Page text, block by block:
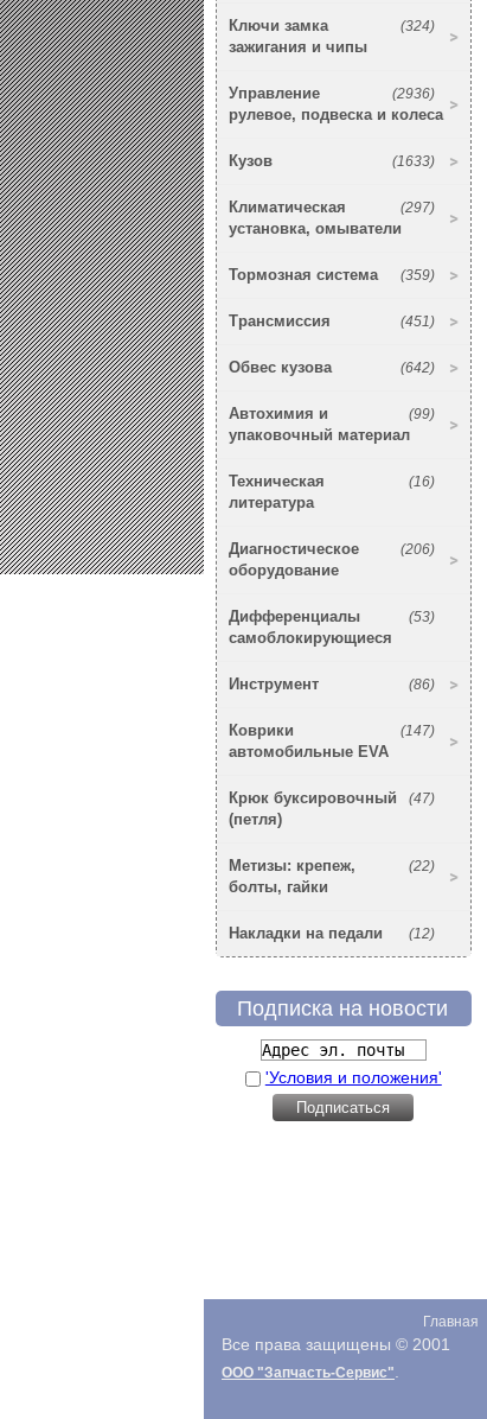
(324)
Ключи замка
зажигания и чипы
(2936)
Управление
рулевое, подвеска и колеса
(1633)
Кузов
(297)
Климатическая
установка, омыватели
(359)
Тормозная система
(451)
Трансмиссия
(642)
Обвес кузова
(99)
Автохимия и
упаковочный материал
(16)
Техническая
литература
(206)
Диагностическое
оборудование
(53)
Дифференциалы
самоблокирующиеся
(86)
Инструмент
(147)
Коврики
автомобильные EVA
(47)
Крюк буксировочный
(петля)
(22)
Метизы: крепеж,
болты, гайки
(12)
Накладки на педали
Подписка на новости
'Условия и положения'
Главная
Все права защищены © 2001
ООО "Запчасть-Сервис"